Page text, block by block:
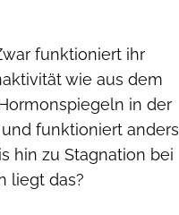
funktioniert ihr
wie aus dem
in der
funktioniert anders
hin zu Stagnation bei
liegt das?